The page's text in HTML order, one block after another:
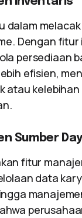
dalam
Dengan fitur
persediaan
efisien,
atau
Sumber
fitur
data